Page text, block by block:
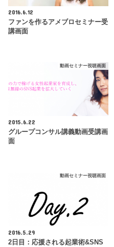
2016.6.12
ファンを作るアメブロセミナー受
講画面
動画セミナー視聴画面
2015.6.22
グループコンサル講義動画受講画
面
動画セミナー視聴画面
2016.5.29
2日目：応援される起業術&SNS